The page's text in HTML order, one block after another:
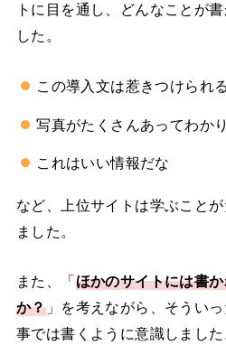
トに目を通し、どんなことが
した。
この導入文は惹きつけられ
写真がたくさんあってわか
これはいい情報だな
など、上位サイトは学ぶこと
ました。
また、「ほかのサイトには書
か？」を考えながら、そうい
事では書くように意識しました